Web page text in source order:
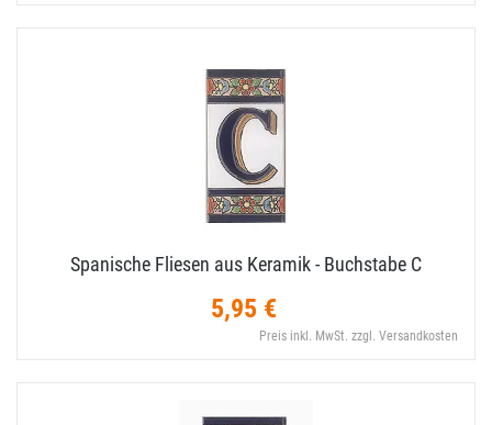
Spanische Fliesen aus Keramik - Buchstabe C
5,95 €
Preis inkl. MwSt. zzgl. Versandkosten